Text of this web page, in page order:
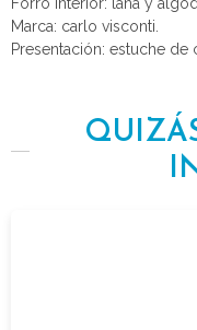
Marca: carlo visconti.
Presentación: estuche de